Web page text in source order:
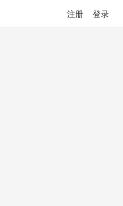
注册 登录